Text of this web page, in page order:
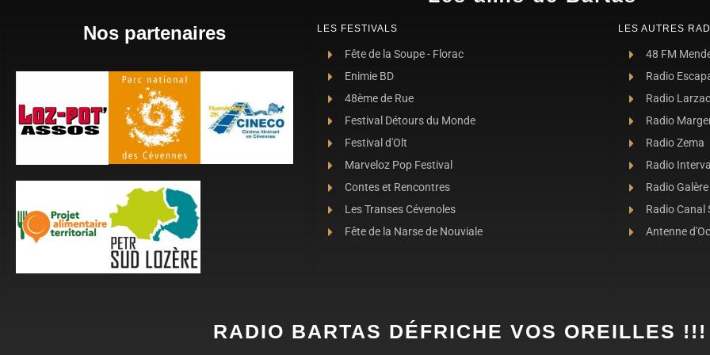
Nos partenaires LES FESTIVALS
Fête de la Soupe - Florac
Enimie BD
48ème de Rue
Festival Détours du Monde
Festival d'Olt
Marveloz Pop Festival
Contes et Rencontres
Les Transes Cévenoles
Fête de la Narse de Nouviale
LES AUTRES
48 FM
Radio
Radio Larzac
Radio
Radio Zema
Radio Interval
Radio Galère
Radio Canal
Antenne d'Oc
RADIO BARTAS DÉFRICHE VOS OREILLES !!!